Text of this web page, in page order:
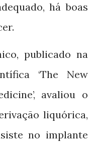
há boas
publicado na
‘The New
avaliou o
liquórica,
no implante